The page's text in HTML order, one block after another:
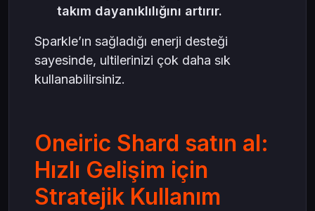
takım dayanıklılığını artırır.
Sparkle’ın sağladığı enerji desteği
sayesinde, ultilerinizi çok daha sık
kullanabilirsiniz.
Oneiric Shard satın al:
Hızlı Gelişim için
Stratejik Kullanım